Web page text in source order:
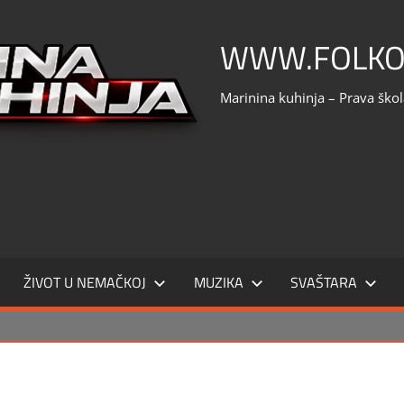
Marinina kuhinja – Prava
ŽIVOT U NEMAČKOJ MUZIKA SVAŠTARA